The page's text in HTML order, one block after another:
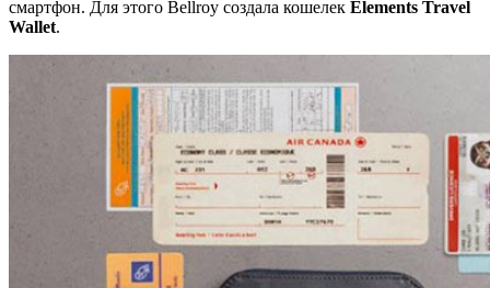
смартфон. Для этого Bellroy создала кошелек Elements Travel
Wallet.